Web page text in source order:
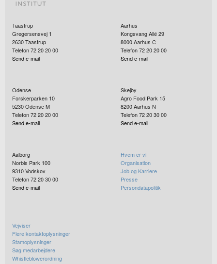
Taastrup
Gregersensvej 1
2630Taastrup
Telefon 72 20 20 00
Send e-mail
Aarhus
Kongsvang Allé 29
8000Aarhus C
Telefon 72 20 20 00
Send e-mail
Odense
Forskerparken 10
5230Odense M
Telefon 72 20 20 00
Send e-mail
Skejby
Agro Food Park 15
8200Aarhus N
Telefon 72 20 30 00
Send e-mail
Aalborg
Norbis Park 100
9310Vodskov
Telefon 72 20 30 00
Send e-mail
Hvem er vi
Organisation
Job og Karriere
Presse
Persondatapolitik
Vejviser
Flere kontaktoplysninger
Stamoplysninger
Søg medarbejdere
Whistleblowerordning